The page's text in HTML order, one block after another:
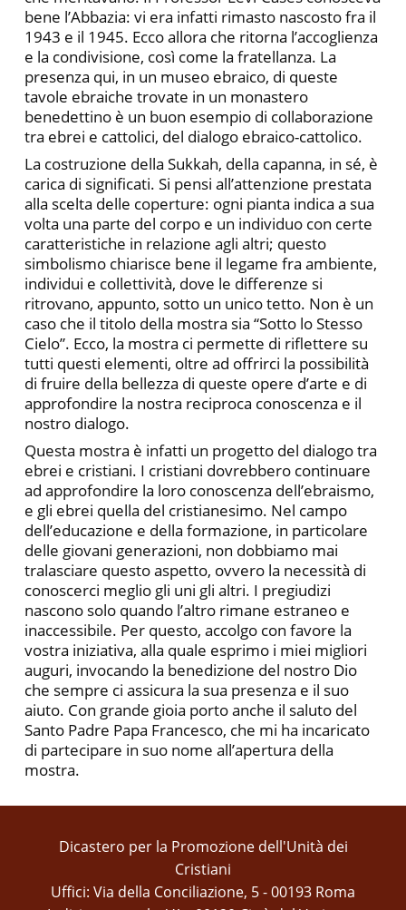
bene l’Abbazia: vi era infatti rimasto nascosto fra il
1943 e il 1945. Ecco allora che ritorna l’accoglienza
e la condivisione, così come la fratellanza. La
presenza qui, in un museo ebraico, di queste
tavole ebraiche trovate in un monastero
benedettino è un buon esempio di collaborazione
tra ebrei e cattolici, del dialogo ebraico-cattolico.
La costruzione della Sukkah, della capanna, in sé, è
carica di significati. Si pensi all’attenzione prestata
alla scelta delle coperture: ogni pianta indica a sua
volta una parte del corpo e un individuo con certe
caratteristiche in relazione agli altri; questo
simbolismo chiarisce bene il legame fra ambiente,
individui e collettività, dove le differenze si
ritrovano, appunto, sotto un unico tetto. Non è un
caso che il titolo della mostra sia “Sotto lo Stesso
Cielo”. Ecco, la mostra ci permette di riflettere su
tutti questi elementi, oltre ad offrirci la possibilità
di fruire della bellezza di queste opere d’arte e di
approfondire la nostra reciproca conoscenza e il
nostro dialogo.
Questa mostra è infatti un progetto del dialogo tra
ebrei e cristiani. I cristiani dovrebbero continuare
ad approfondire la loro conoscenza dell’ebraismo,
e gli ebrei quella del cristianesimo. Nel campo
dell’educazione e della formazione, in particolare
delle giovani generazioni, non dobbiamo mai
tralasciare questo aspetto, ovvero la necessità di
conoscerci meglio gli uni gli altri. I pregiudizi
nascono solo quando l’altro rimane estraneo e
inaccessibile. Per questo, accolgo con favore la
vostra iniziativa, alla quale esprimo i miei migliori
auguri, invocando la benedizione del nostro Dio
che sempre ci assicura la sua presenza e il suo
aiuto. Con grande gioia porto anche il saluto del
Santo Padre Papa Francesco, che mi ha incaricato
di partecipare in suo nome all’apertura della
mostra.
Dicastero per la Promozione dell'Unità dei
Cristiani
Uffici: Via della Conciliazione, 5 - 00193 Roma